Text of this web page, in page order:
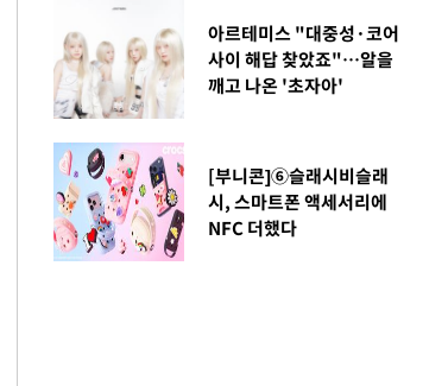
아르테미스 "대중성·코어
사이 해답 찾았죠"…알을
깨고 나온 '초자아'
[부니콘]⑥슬래시비슬래
시, 스마트폰 액세서리에
NFC 더했다